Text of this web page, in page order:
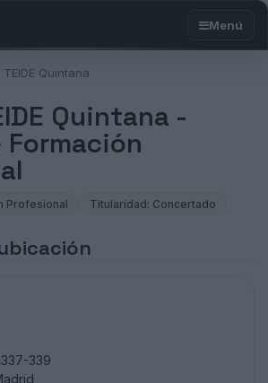
Quintana
Quintana -
Profesional Titularidad: Concertado
339